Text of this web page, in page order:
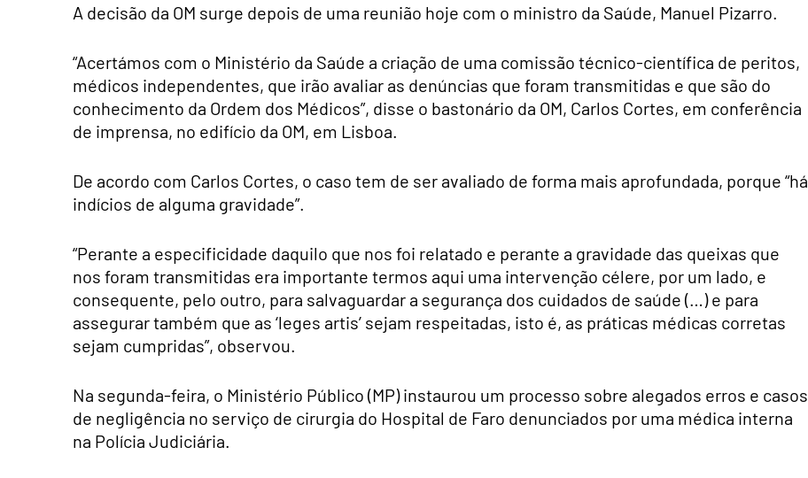
A decisão da OM surge depois de uma reunião hoje com o ministro da Saúde, Manuel Pizarro.
“Acertámos com o Ministério da Saúde a criação de uma comissão técnico-científica de peritos,
médicos independentes, que irão avaliar as denúncias que foram transmitidas e que são do
conhecimento da Ordem dos Médicos”, disse o bastonário da OM, Carlos Cortes, em conferência
de imprensa, no edifício da OM, em Lisboa.
De acordo com Carlos Cortes, o caso tem de ser avaliado de forma mais aprofundada, porque “há
indícios de alguma gravidade”.
“Perante a especificidade daquilo que nos foi relatado e perante a gravidade das queixas que
nos foram transmitidas era importante termos aqui uma intervenção célere, por um lado, e
consequente, pelo outro, para salvaguardar a segurança dos cuidados de saúde (…) e para
assegurar também que as ‘leges artis’ sejam respeitadas, isto é, as práticas médicas corretas
sejam cumpridas”, observou.
Na segunda-feira, o Ministério Público (MP) instaurou um processo sobre alegados erros e casos
de negligência no serviço de cirurgia do Hospital de Faro denunciados por uma médica interna
na Polícia Judiciária.